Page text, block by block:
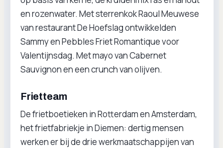
en rozenwater. Met sterrenkok Raoul Meuwese
van restaurant De Hoefslag ontwikkelden
Sammy en Pebbles Friet Romantique voor
Valentijnsdag. Met mayo van Cabernet
Sauvignon en een crunch van olijven.
Frietteam
De frietboetieken in Rotterdam en Amsterdam,
het frietfabriekje in Diemen: dertig mensen
werken er bij de drie werkmaatschappijen van